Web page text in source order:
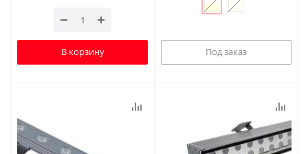
В корзину Под заказ